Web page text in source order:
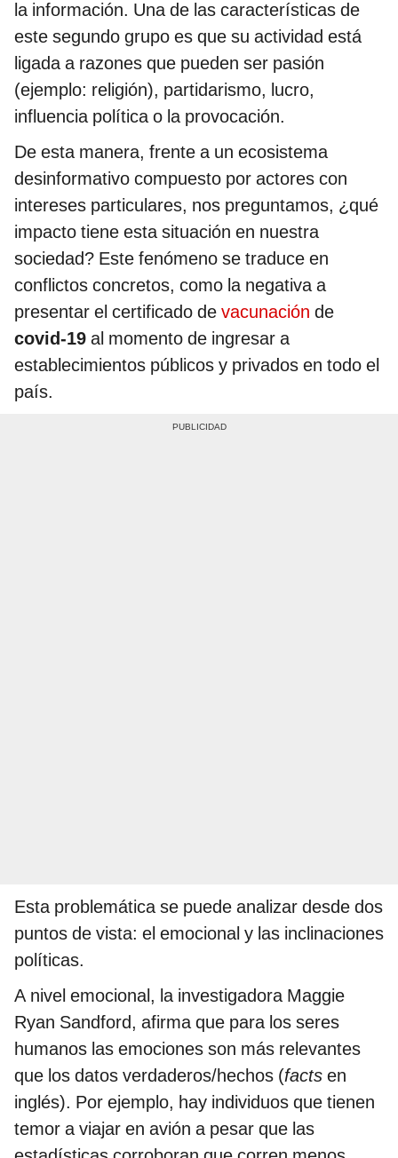
la información. Una de las características de
este segundo grupo es que su actividad está
ligada a razones que pueden ser pasión
(ejemplo: religión), partidarismo, lucro,
influencia política o la provocación.
De esta manera, frente a un ecosistema
desinformativo compuesto por actores con
intereses particulares, nos preguntamos, ¿qué
impacto tiene esta situación en nuestra
sociedad? Este fenómeno se traduce en
conflictos concretos, como la negativa a
presentar el certificado de vacunación de
covid-19 al momento de ingresar a
establecimientos públicos y privados en todo el
país.
Esta problemática se puede analizar desde dos
puntos de vista: el emocional y las inclinaciones
políticas.
A nivel emocional, la investigadora Maggie
Ryan Sandford, afirma que para los seres
humanos las emociones son más relevantes
que los datos verdaderos/hechos (facts en
inglés). Por ejemplo, hay individuos que tienen
temor a viajar en avión a pesar que las